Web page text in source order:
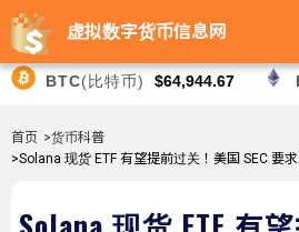
虚拟数字货币信息网
BTC(比特币) $64,944.67
首页 >货币科普
>Solana 现货 ETF 有望提前过关！美国 SEC 要